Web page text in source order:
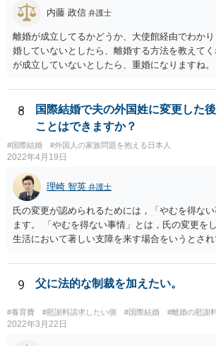
内藤 政信 弁護士
離婚が成立してるかどうか、大使館経由でわか
婚していないとしたら、離婚する方法を教えて
が成立していないとしたら、重婚になりますね。
8
国際結婚で夫の外国姓に変更した
ことはできますか？
#国際結婚 #外国人の家族問題を抱える日本人
2022年4月19日
理崎 智英 弁護士
氏の変更が認められるためには，「やむを得な
ます。 「やむを得ない事情」とは，氏の変更を
生活において著しい支障を来す場合をいうとさ
由は，「やむを得ない事情」には該当しません
てもらうことは難しいと思います。
9 父に法的な制裁を加えたい。
#養育費 #慰謝料請求したい側 #国際結婚 #離婚の慰謝
2022年3月22日